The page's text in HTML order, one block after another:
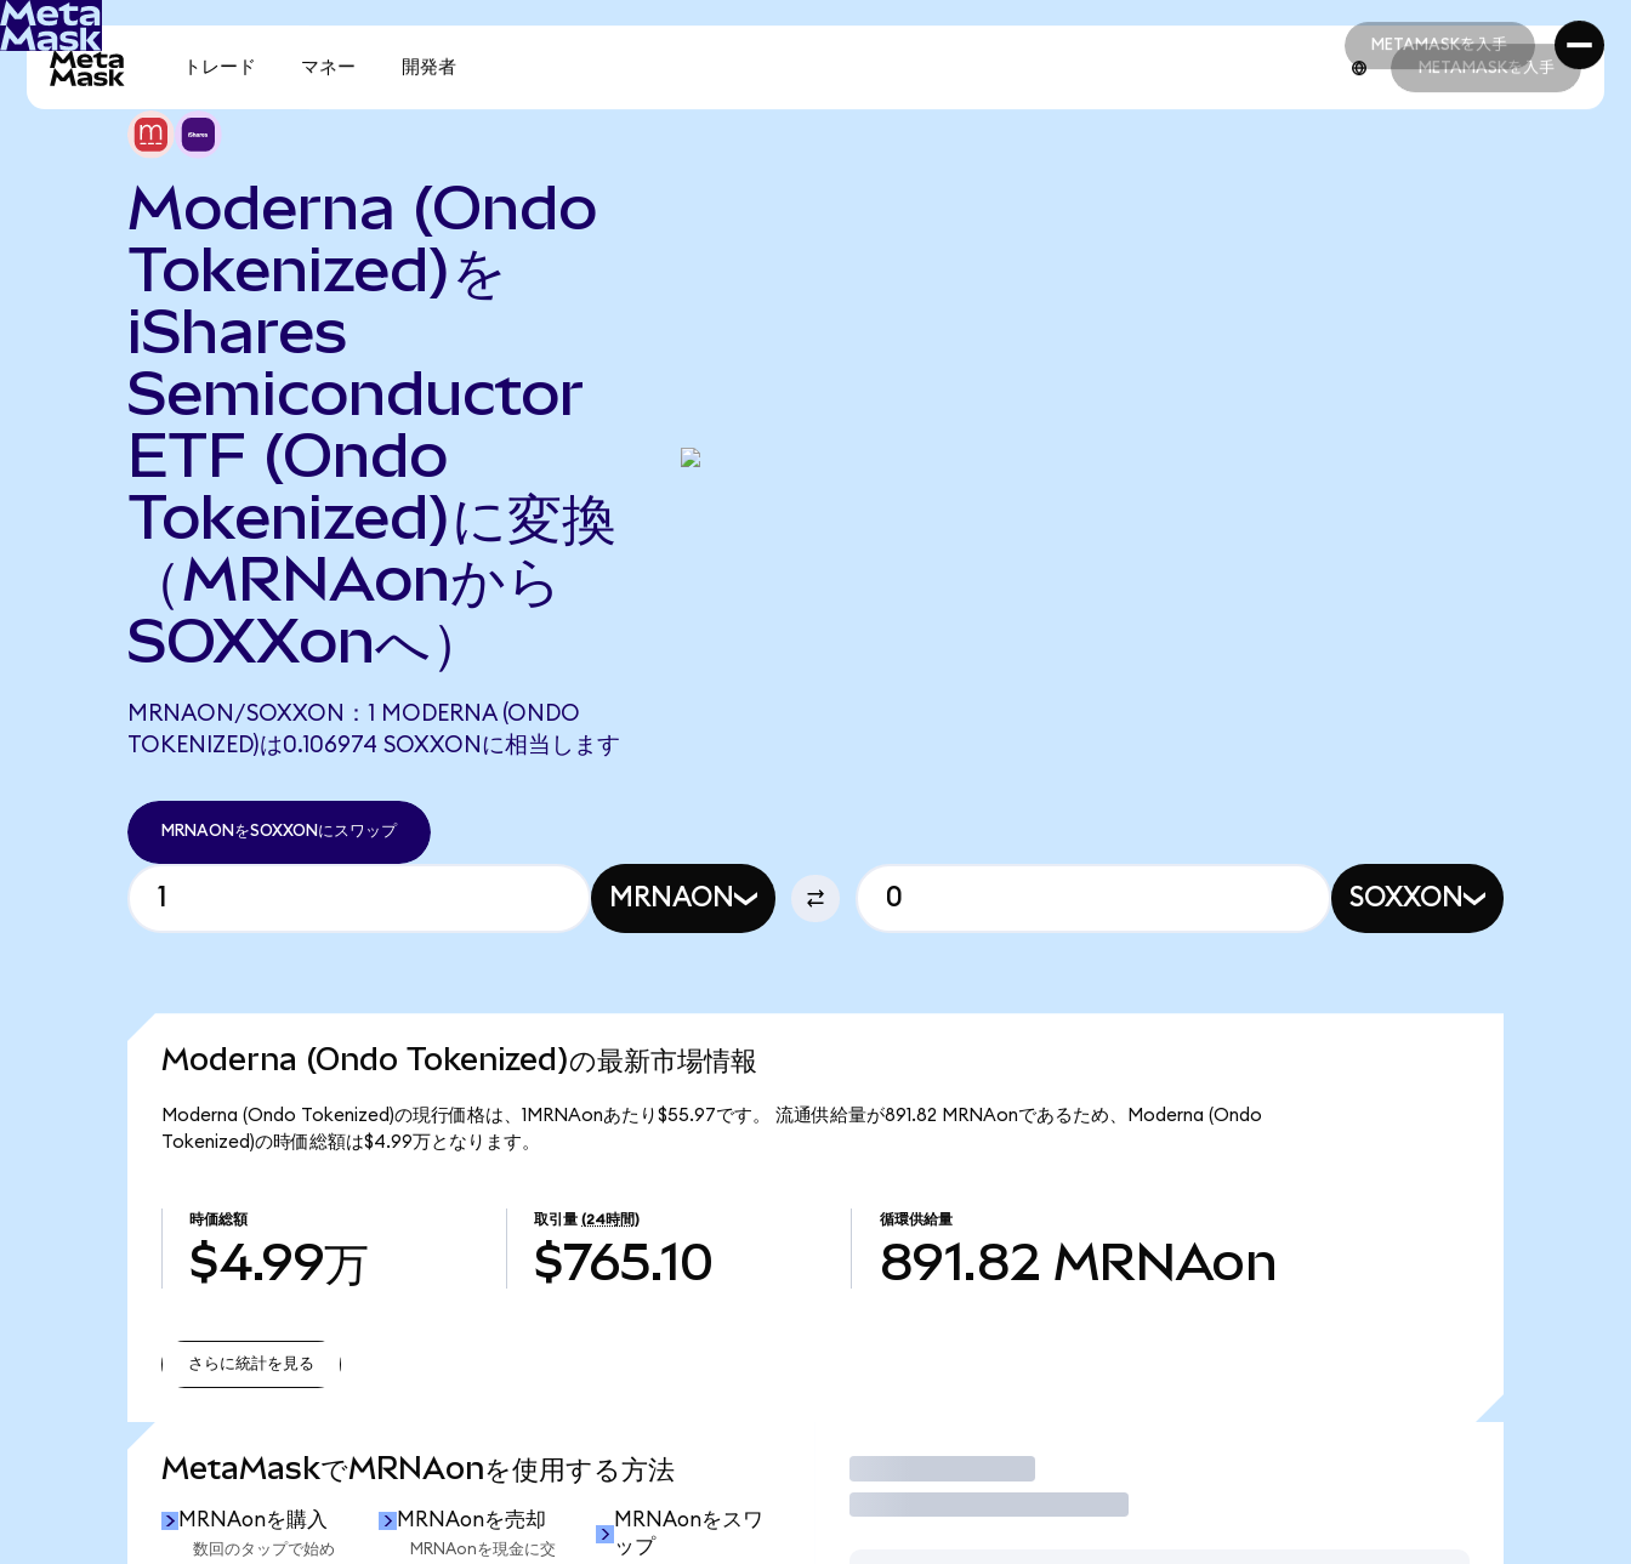
METAMASKを入手
METAMASKを入手
トレード マネー 開発者 METAMASKを入手
Moderna (Ondo
Tokenized)を
iShares
Semiconductor
ETF (Ondo
Tokenized)に変換
（MRNAonから
SOXXonへ）
MRNAON/SOXXON：1 MODERNA (ONDO
TOKENIZED)は0.106974 SOXXONに相当します
MRNAONをSOXXONにスワップ
MRNAON SOXXON
Moderna (Ondo Tokenized)の最新市場情報
Moderna (Ondo Tokenized)の現行価格は、1MRNAonあたり$55.97です。 流通供給量が891.82 MRNAonであるため、Moderna (Ondo
Tokenized)の時価総額は$4.99万となります。
時価総額
$4.99万
取引量 (24時間)
$765.10
循環供給量
891.82 MRNAon
さらに統計を見る
MetaMaskでMRNAonを使用する方法
MRNAonを購入
数回のタップで始め
MRNAonを売却
MRNAonを現金に交
MRNAonをスワ
ップ
取引